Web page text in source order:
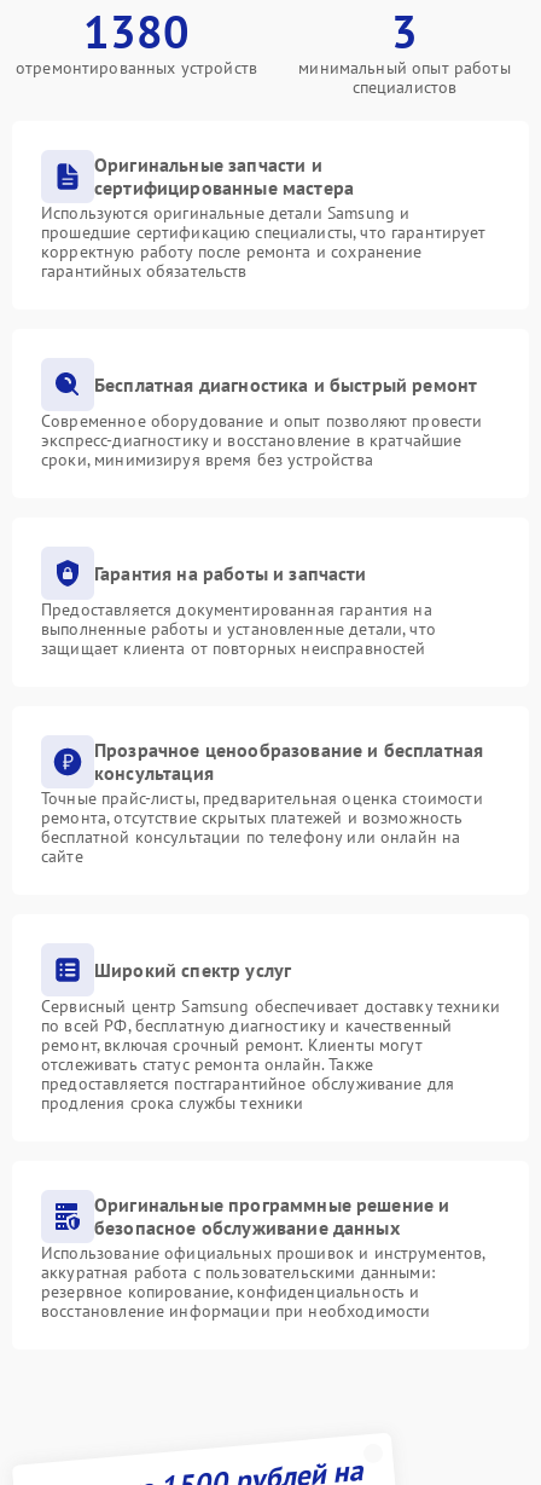
1380
отремонтированных устройств
3
минимальный опыт работы
специалистов
Оригинальные запчасти и
сертифицированные мастера
Используются оригинальные детали Samsung и
прошедшие сертификацию специалисты, что гарантирует
корректную работу после ремонта и сохранение
гарантийных обязательств
Бесплатная диагностика и быстрый ремонт
Современное оборудование и опыт позволяют провести
экспресс-диагностику и восстановление в кратчайшие
сроки, минимизируя время без устройства
Гарантия на работы и запчасти
Предоставляется документированная гарантия на
выполненные работы и установленные детали, что
защищает клиента от повторных неисправностей
Прозрачное ценообразование и бесплатная
консультация
Точные прайс-листы, предварительная оценка стоимости
ремонта, отсутствие скрытых платежей и возможность
бесплатной консультации по телефону или онлайн на
сайте
Широкий спектр услуг
Сервисный центр Samsung обеспечивает доставку техники
по всей РФ, бесплатную диагностику и качественный
ремонт, включая срочный ремонт. Клиенты могут
отслеживать статус ремонта онлайн. Также
предоставляется постгарантийное обслуживание для
продления срока службы техники
Оригинальные программные решение и
безопасное обслуживание данных
Использование официальных прошивок и инструментов,
аккуратная работа с пользовательскими данными:
резервное копирование, конфиденциальность и
восстановление информации при необходимости